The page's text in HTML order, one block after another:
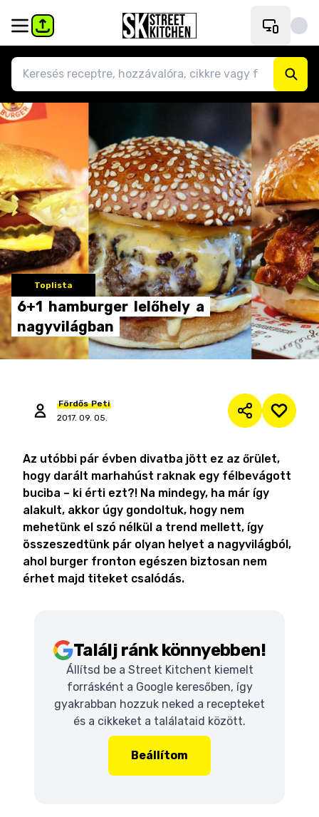
Toplista
6+1 hamburger lelőhely a
nagyvilágban
Fördős Peti
2017. 09. 05.
Az utóbbi pár évben divatba jött ez az őrület,
hogy darált marhahúst raknak egy félbevágott
buciba – ki érti ezt?! Na mindegy, ha már így
alakult, akkor úgy gondoltuk, hogy nem
mehetünk el szó nélkül a trend mellett, így
összeszedtünk pár olyan helyet a nagyvilágból,
ahol burger fronton egészen biztosan nem
érhet majd titeket csalódás.
Találj ránk könnyebben!
Állítsd be a Street Kitchent kiemelt
forrásként a Google keresőben, így
gyakrabban hozzuk neked a recepteket
és a cikkeket a találataid között.
Beállítom